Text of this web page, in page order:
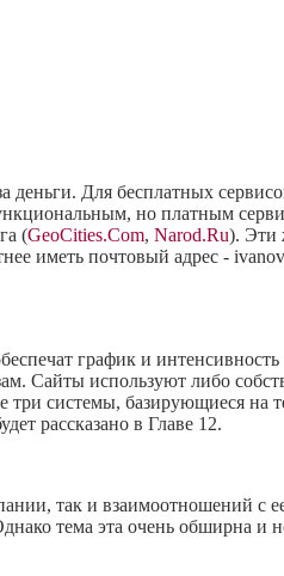
деньги. Для бесплатных
но платным
(GeoCities.Com, Narod.Ru). Эти
иметь почтовый адрес -
график и интенсивность
Сайты используют либо
три системы, базирующиеся на
рассказано в Главе 12.
так и взаимоотношений с
тема эта очень обширна и